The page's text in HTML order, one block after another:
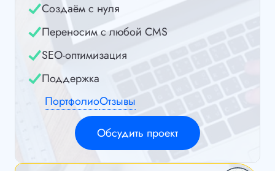
Создаём с нуля
Переносим с любой CMS
SEO-оптимизация
Поддержка
ПортфолиоОтзывы
Обсудить проект